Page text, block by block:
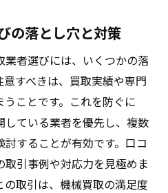
の落とし穴と対策
者選びには、いくつかの落
すべきは、買取実績や専門
ことです。これを防ぐに
ている業者を優先し、複数
することが有効です。口コ
引事例や対応力を見極めま
の取引は、機械買取の満足度